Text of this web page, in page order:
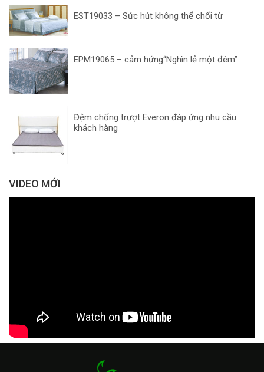
EST19033 – Sức hút không thể chối từ
EPM19065 – cảm hứng“Nghìn lẻ một đêm”
Đệm chống trượt Everon đáp ứng nhu cầu
khách hàng
VIDEO MỚI